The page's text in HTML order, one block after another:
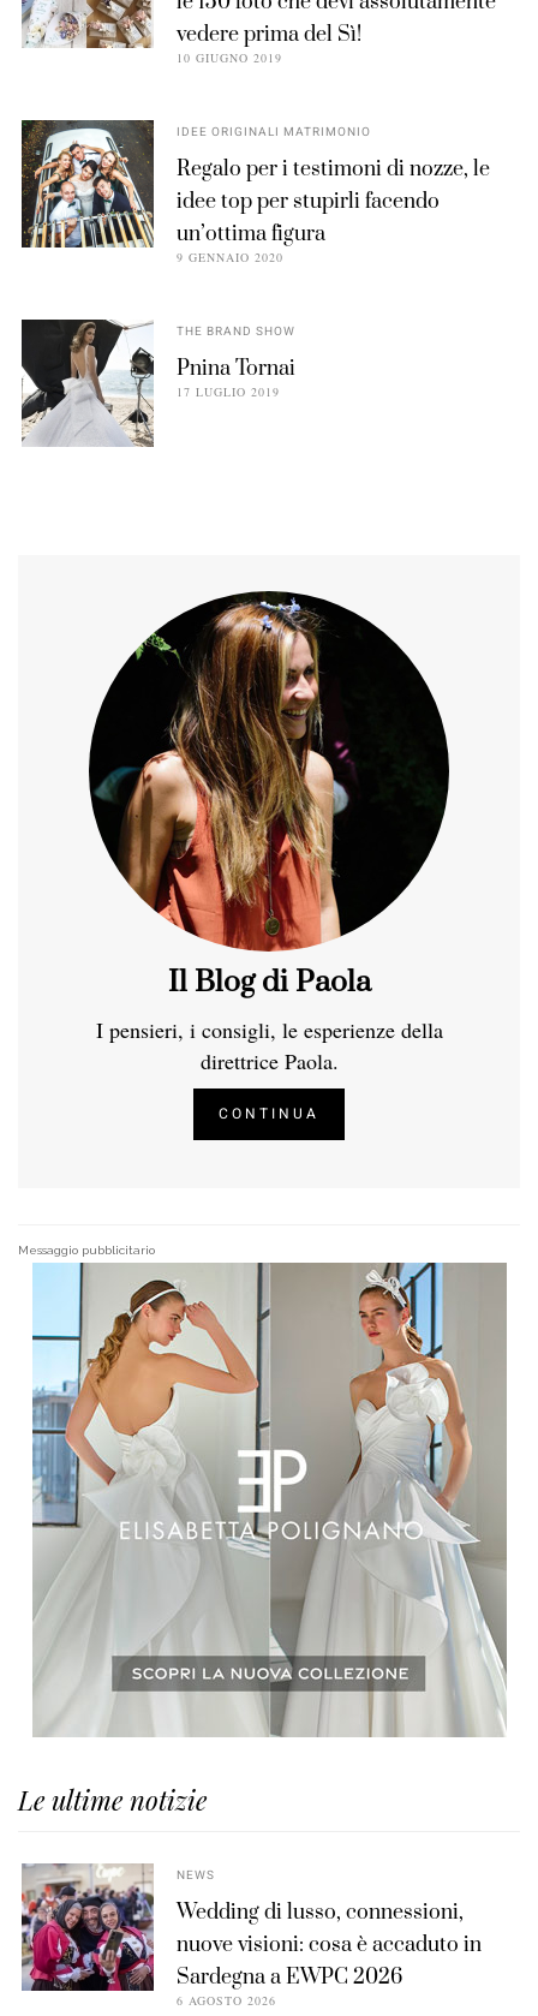
vedere prima del Sì!
10 GIUGNO 2019
IDEE ORIGINALI MATRIMONIO
Regalo per i testimoni di nozze, le
idee top per stupirli facendo
un’ottima figura
9 GENNAIO 2020
THE BRAND SHOW
Pnina Tornai
17 LUGLIO 2019
Il Blog di Paola
I pensieri, i consigli, le esperienze della
direttrice Paola.
CONTINUA
Messaggio pubblicitario
Le ultime notizie
NEWS
Wedding di lusso, connessioni,
nuove visioni: cosa è accaduto in
Sardegna a EWPC 2026
6 AGOSTO 2026